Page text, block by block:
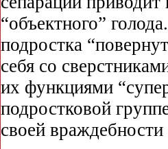
“объектного”
подростка
себя со
их функциями
подростковой
своей